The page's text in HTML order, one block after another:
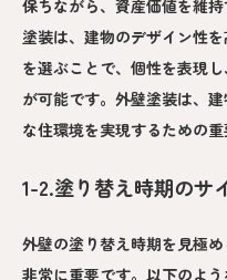
保ちながら、資産価値を維
塗装は、建物のデザイン性
を選ぶことで、個性を表現
が可能です。外壁塗装は、
な住環境を実現するための
1-2.塗り替え時期のサ
外壁の塗り替え時期を見極
非常に重要です。以下のよ